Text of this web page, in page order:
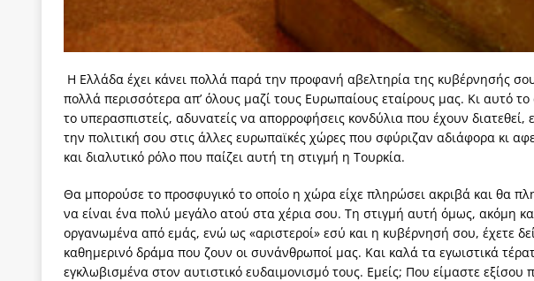
Η Ελλάδα έχει κάνει πολλά παρά την προφανή αβελτηρία της κυβέρνησής
πολλά περισσότερα απ’ όλους μαζί τους Ευρωπαίους εταίρους μας. Κι αυτό
το υπερασπιστείς, αδυνατείς να απορροφήσεις κονδύλια που έχουν διατεθεί,
την πολιτική σου στις άλλες ευρωπαϊκές χώρες που σφύριζαν αδιάφορα κι
και διαλυτικό ρόλο που παίζει αυτή τη στιγμή η Τουρκία.
Θα μπορούσε το προσφυγικό το οποίο η χώρα είχε πληρώσει ακριβά και θα
να είναι ένα πολύ μεγάλο ατού στα χέρια σου. Τη στιγμή αυτή όμως, ακόμη
οργανωμένα από εμάς, ενώ ως «αριστεροί» εσύ και η κυβέρνησή σου, έχετε
καθημερινό δράμα που ζουν οι συνάνθρωποί μας. Και καλά τα εγωιστικά
εγκλωβισμένα στον αυτιστικό ευδαιμονισμό τους. Εμείς; Που είμαστε εξίσου